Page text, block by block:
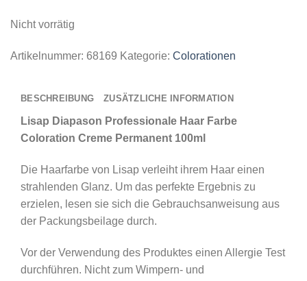
Nicht vorrätig
Artikelnummer: 68169 Kategorie: Colorationen
BESCHREIBUNG ZUSÄTZLICHE INFORMATION
Lisap Diapason Professionale Haar Farbe
Coloration Creme Permanent 100ml
Die Haarfarbe von Lisap verleiht ihrem Haar einen
strahlenden Glanz. Um das perfekte Ergebnis zu
erzielen, lesen sie sich die Gebrauchsanweisung aus
der Packungsbeilage durch.
Vor der Verwendung des Produktes einen Allergie Test
durchführen. Nicht zum Wimpern- und